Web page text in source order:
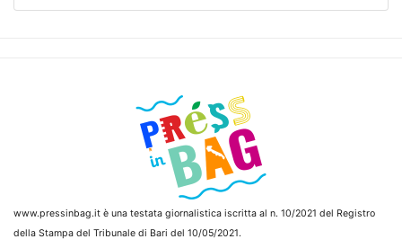
www.pressinbag.it è una testata giornalistica iscritta al n. 10/2021 del Registro
della Stampa del Tribunale di Bari del 10/05/2021.